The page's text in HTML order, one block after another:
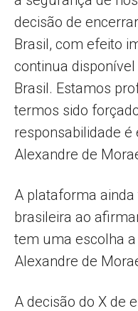
decisão de
Brasil, com efeito
continua
Brasil. Estamos
termos sido
responsabilidade
Alexandre de
A plataforma
brasileira ao
tem uma escolha
Alexandre de
A decisão do X de